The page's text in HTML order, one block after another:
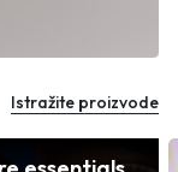
Istražite proizvode